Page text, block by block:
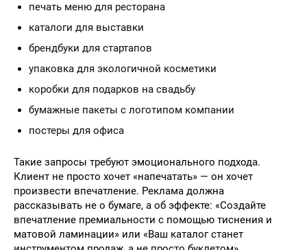
печать меню для ресторана
каталоги для выставки
брендбуки для стартапов
упаковка для экологичной косметики
коробки для подарков на свадьбу
бумажные пакеты с логотипом компании
постеры для офиса
Такие запросы требуют эмоционального подхода.
Клиент не просто хочет «напечатать» — он хочет
произвести впечатление. Реклама должна
рассказывать не о бумаге, а об эффекте: «Создайте
впечатление премиальности с помощью тиснения и
матовой ламинации» или «Ваш каталог станет